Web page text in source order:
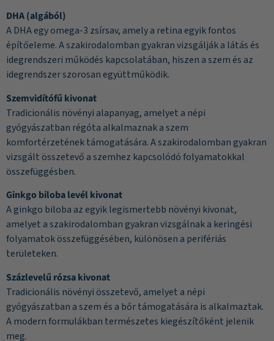
DHA (algából)
A DHA egy omega-3 zsírsav, amely a retina egyik fontos
építőeleme. A szakirodalomban gyakran vizsgálják a látás és
idegrendszeri működés kapcsolatában, hiszen a szem és az
idegrendszer szorosan együttműködik.
Szemvidítófű kivonat
Tradicionális növényi alapanyag, amelyet a népi
gyógyászatban régóta alkalmaznak a szem
komfortérzetének támogatására. A szakirodalomban gyakran
vizsgált összetevő a szemhez kapcsolódó folyamatokkal
összefüggésben.
Ginkgo biloba levél kivonat
A ginkgo biloba az egyik legismertebb növényi kivonat,
amelyet a szakirodalomban gyakran vizsgálnak a keringési
folyamatok összefüggésében, különösen a perifériás
területeken.
Százlevelű rózsa kivonat
Tradicionális növényi összetevő, amelyet a népi
gyógyászatban a szem és a bőr támogatására is alkalmaztak.
A modern formulákban természetes kiegészítőként jelenik
meg.